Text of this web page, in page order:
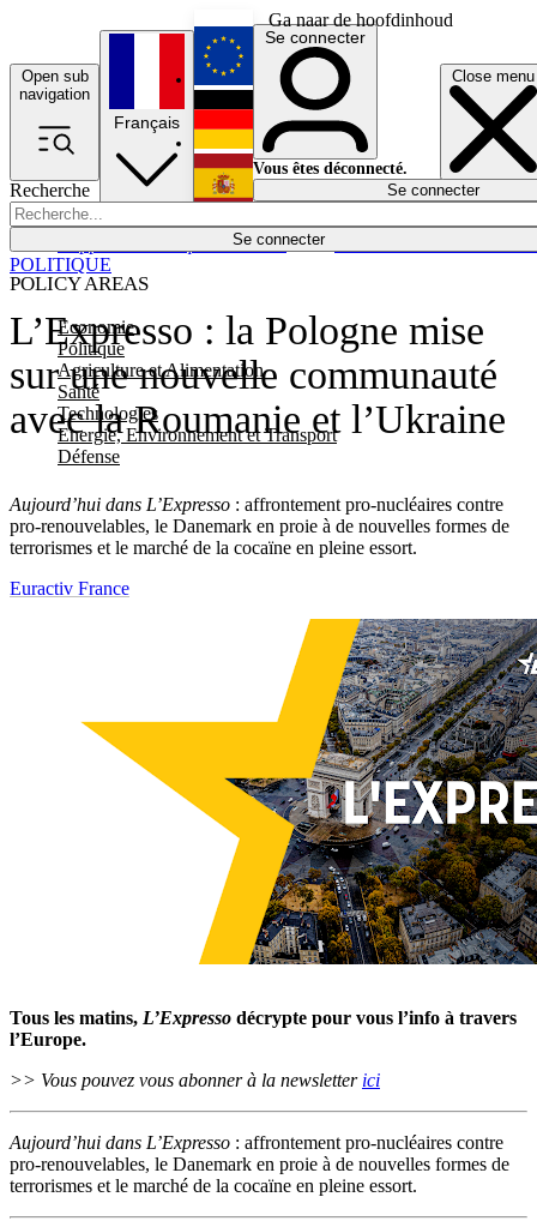
Ga naar de hoofdinhoud
Open sub
navigation
Close menu
Recherche
Se connecter
POLICY AREAS
Economie
Politique
Agriculture et Alimentation
Santé
Technologies
Energie, Environnement et Transport
Défense
Économie
Français
English
Deutsch
Español
Se connecter
Vous êtes déconnecté.
Se connecter
L’Expresso : la Pologne mise
sur une nouvelle communauté
avec la Roumanie et l’Ukraine
Aujourd’hui dans L’Expresso : affrontement pro-nucléaires contre
pro-renouvelables, le Danemark en proie à de nouvelles formes de
terrorismes et le marché de la cocaïne en pleine essort.
POLITIQUE
Euractiv France
Tous les matins, L’Expresso décrypte pour vous l’info à travers
l’Europe.
>> Vous pouvez vous abonner à la newsletter ici
Aujourd’hui dans L’Expresso : affrontement pro-nucléaires contre
pro-renouvelables, le Danemark en proie à de nouvelles formes de
terrorismes et le marché de la cocaïne en pleine essort.